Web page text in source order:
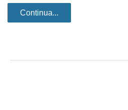
Continua...